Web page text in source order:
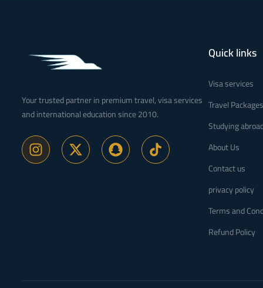
Your trusted partner in premium travel, visa services
and international education since 2010.
Quick links
Visa services
Travel Packages
Studying
About Us
Contact us
privacy policy
Terms and
Refund Policy